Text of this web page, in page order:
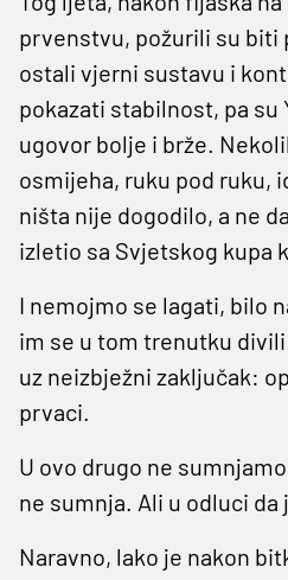
prvenstvu, požurili su biti
ostali vjerni sustavu i
pokazati stabilnost, pa su
ugovor bolje i brže.
osmijeha, ruku pod ruku,
ništa nije dogodilo, a ne
izletio sa Svjetskog kupa
I nemojmo se lagati, bilo
im se u tom trenutku
uz neizbježni zaključak:
prvaci.
U ovo drugo ne
ne sumnja. Ali u odluci
Naravno, lako je nakon